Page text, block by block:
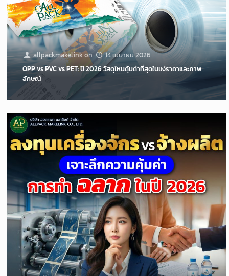
allpackmakelinkon
14 เมษายน 2026
OPP vs PVC vs PET: ปี 2026 วัสดุไหนคุ้มค่าที่สุดในแง่ราคาและภาพ
ลักษณ์